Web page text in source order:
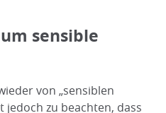
sensible
von „sensiblen
zu beachten, dass